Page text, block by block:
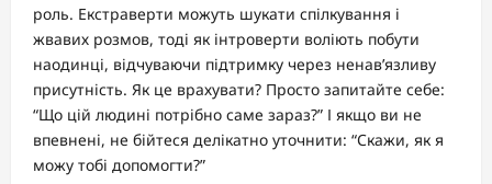
роль. Екстраверти можуть шукати спілкування і
жвавих розмов, тоді як інтроверти воліють побути
наодинці, відчуваючи підтримку через ненав’язливу
присутність. Як це врахувати? Просто запитайте себе:
“Що цій людині потрібно саме зараз?” І якщо ви не
впевнені, не бійтеся делікатно уточнити: “Скажи, як я
можу тобі допомогти?”